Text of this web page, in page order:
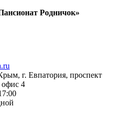
Родничок»
г. Евпатория, проспект
офис 4